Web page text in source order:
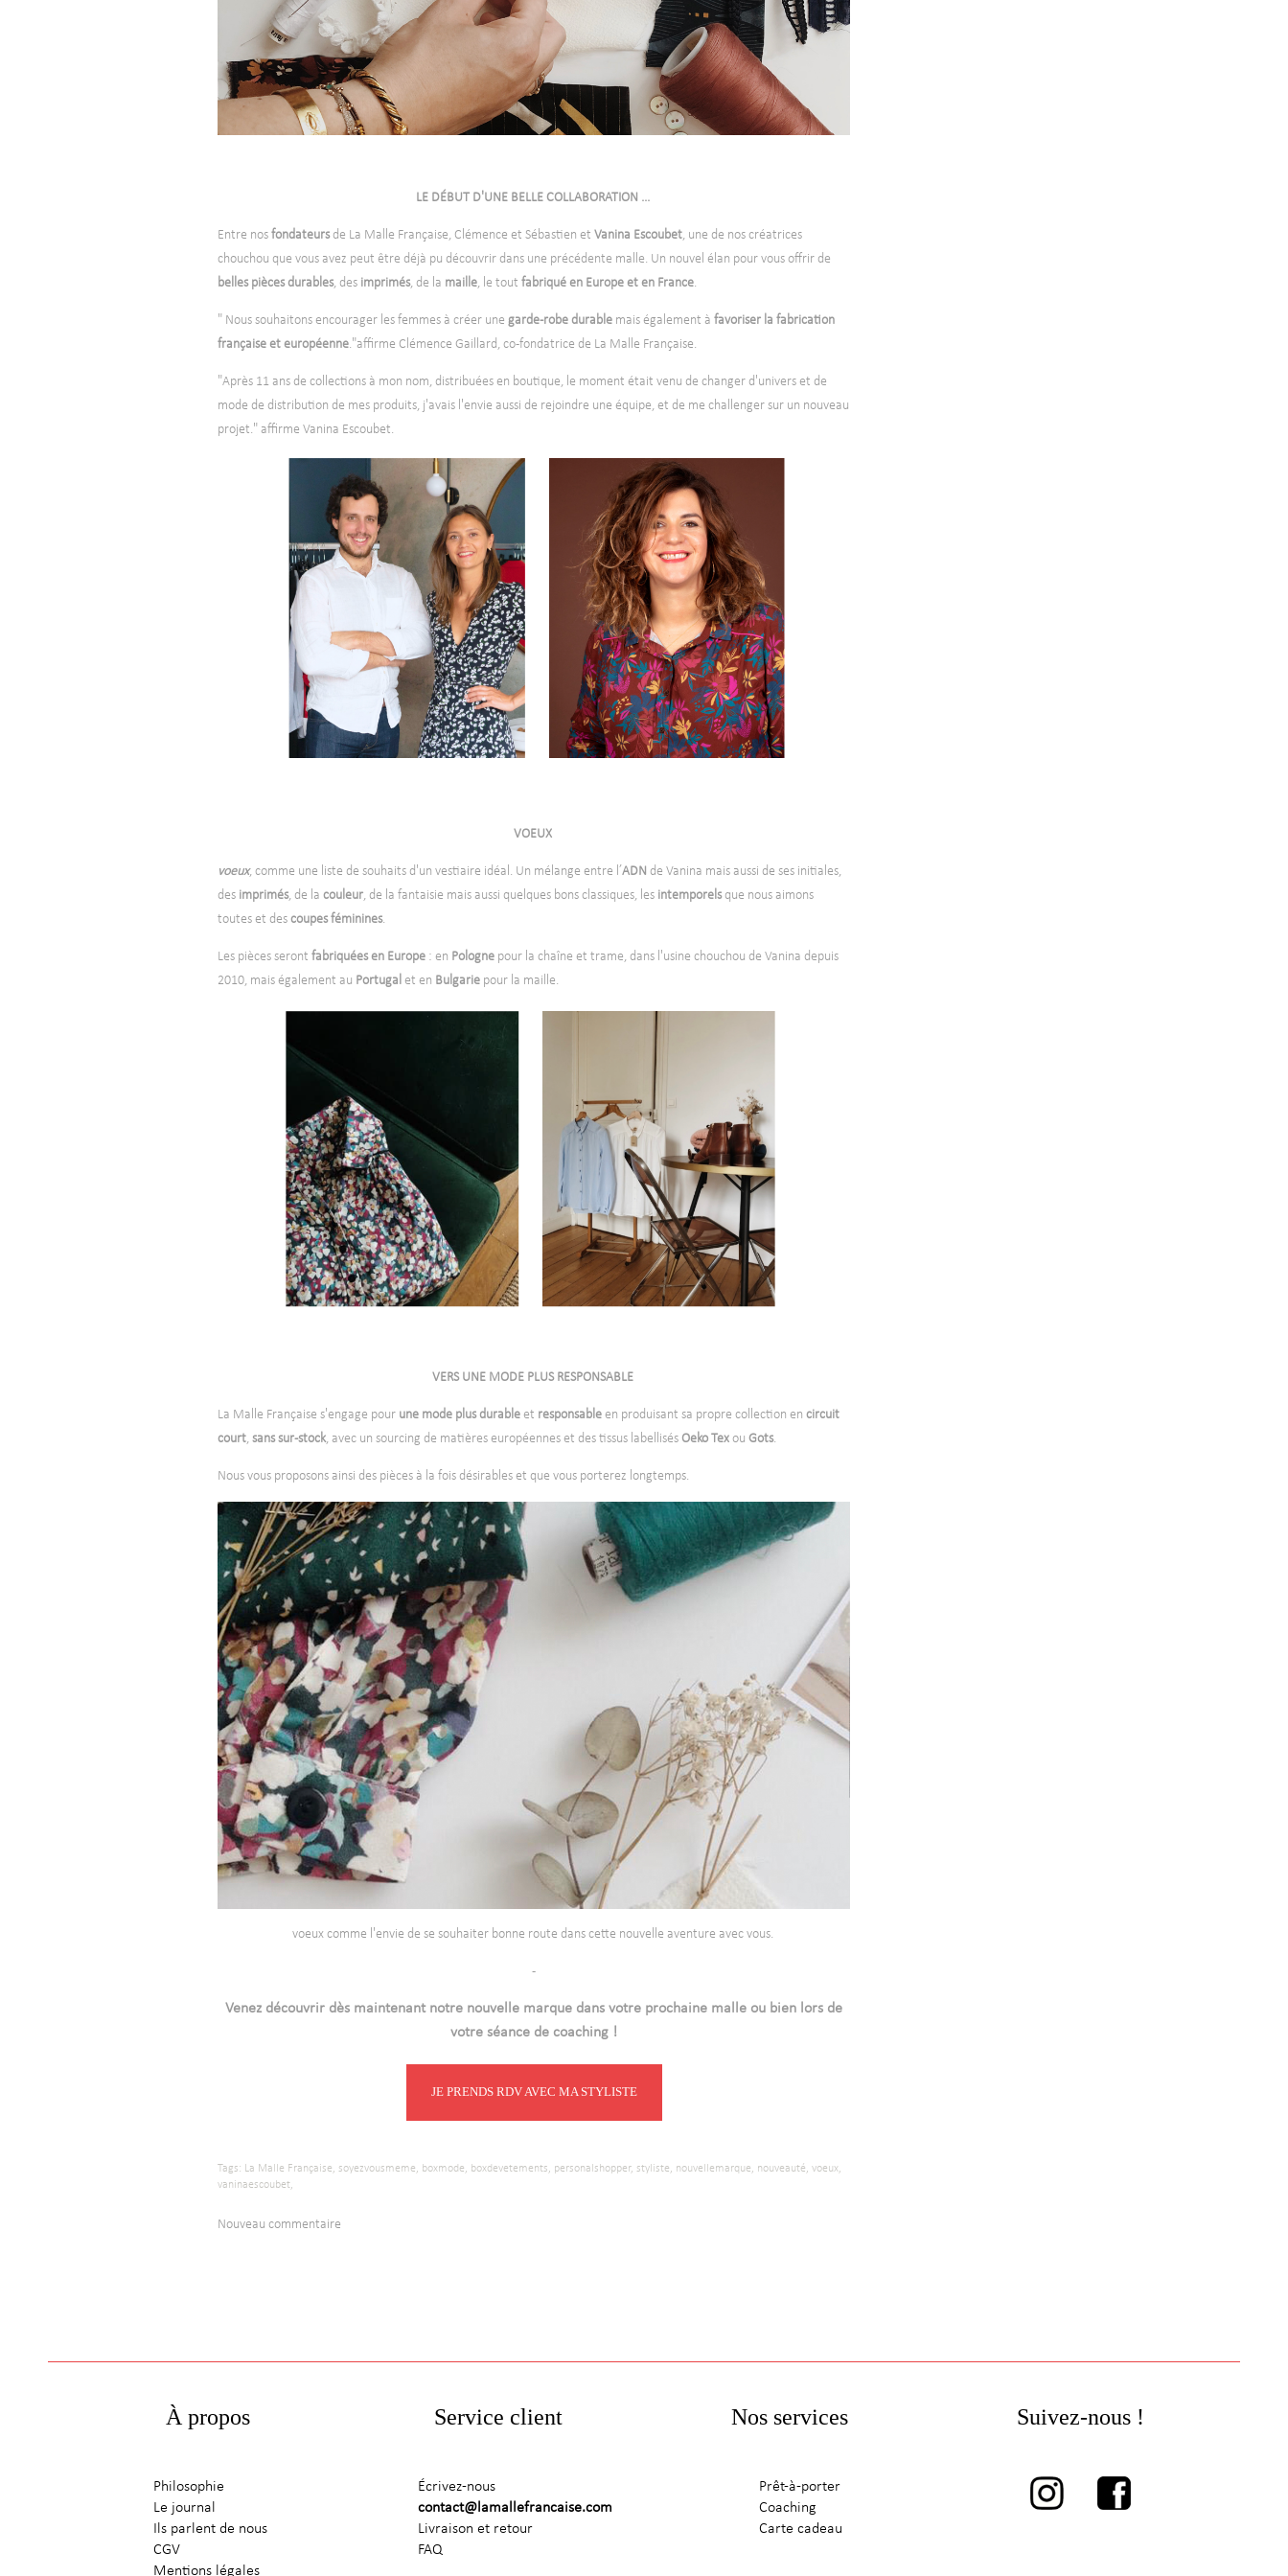
LE DÉBUT D'UNE BELLE COLLABORATION ...
Entre nos fondateursde La Malle Française, Clémence et Sébastien et Vanina Escoubet, une de nos créatrices
chouchou que vous avez peut être déjà pu découvrir dans une précédente malle. Un nouvel élan pour vous offrir de
belles pièces durables, des imprimés, de la maille, le tout fabriqué en Europe et en France.
" Nous souhaitons encourager les femmes à créer une garde-robe durable mais également à favoriser la fabrication
française et européenne."affirme Clémence Gaillard, co-fondatrice de La Malle Française.
"Après 11 ans de collections à mon nom, distribuées en boutique, le moment était venu de changer d'univers et de
mode de distribution de mes produits, j'avais l'envie aussi de rejoindre une équipe, et de me challenger sur un nouveau
projet." affirme Vanina Escoubet.
VOEUX
voeux, comme une liste de souhaits d'un vestiaire idéal. Un mélange entre l’ADN de Vanina mais aussi de ses initiales,
des imprimés, de la couleur, de la fantaisie mais aussi quelques bons classiques, les intemporelsque nous aimons
toutes et des coupes féminines.
Les pièces seront fabriquées en Europe : en Pologne pour la chaîne et trame, dans l'usine chouchou de Vanina depuis
2010, mais également au Portugal et en Bulgarie pour la maille.
VERS UNE MODE PLUS RESPONSABLE
La Malle Française s'engage pour une mode plus durable et responsable en produisant sa propre collection en circuit
court, sans sur-stock, avec un sourcing de matières européennes et des tissus labellisés Oeko Tex ou Gots.
Nous vous proposons ainsi des pièces à la fois désirables et que vous porterez longtemps.
voeux comme l'envie de se souhaiter bonne route dans cette nouvelle aventure avec vous.
-
Venez découvrir dès maintenant notre nouvelle marque dans votre prochaine malle ou bien lors de
votre séance de coaching !
JE PRENDS RDV AVEC MA STYLISTE
Tags: La Malle Française, soyezvousmeme, boxmode, boxdevetements, personalshopper, styliste, nouvellemarque, nouveauté, voeux,
vaninaescoubet,
Nouveau commentaire
À propos
Philosophie
Le journal
Ils parlent de nous
CGV
Mentions légales
Service client
Écrivez-nous
contact@lamallefrancaise.com
Livraison et retour
FAQ
Nos services
Prêt-à-porter
Coaching
Carte cadeau
Suivez-nous !